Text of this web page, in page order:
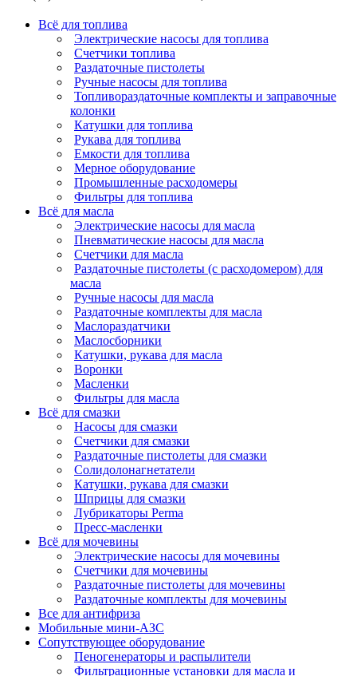
Всё для топлива
Электрические насосы для топлива
Счетчики топлива
Раздаточные пистолеты
Ручные насосы для топлива
Топливораздаточные комплекты и заправочные
колонки
Катушки для топлива
Рукава для топлива
Емкости для топлива
Мерное оборудование
Промышленные расходомеры
Фильтры для топлива
Всё для масла
Электрические насосы для масла
Пневматические насосы для масла
Счетчики для масла
Раздаточные пистолеты (с расходомером) для
масла
Ручные насосы для масла
Раздаточные комплекты для масла
Маслораздатчики
Маслосборники
Катушки, рукава для масла
Воронки
Масленки
Фильтры для масла
Всё для смазки
Насосы для смазки
Счетчики для смазки
Раздаточные пистолеты для смазки
Солидолонагнетатели
Катушки, рукава для смазки
Шприцы для смазки
Лубрикаторы Perma
Пресс-масленки
Всё для мочевины
Электрические насосы для мочевины
Счетчики для мочевины
Раздаточные пистолеты для мочевины
Раздаточные комплекты для мочевины
Все для антифриза
Мобильные мини-АЗС
Сопутствующее оборудование
Пеногенераторы и распылители
Фильтрационные установки для масла и